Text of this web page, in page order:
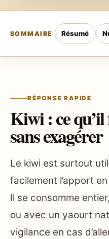
SOMMAIRE Résumé
RÉPONSE RAPIDE
Kiwi : ce
sans exagérer
Le kiwi est surtout
facilement l’apport
Il se consomme
ou avec un yaourt
vigilance en cas